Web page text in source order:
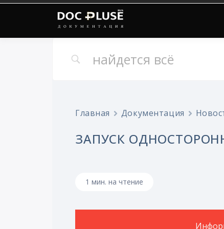
Главная Документация
ЗАПУСК
1 мин. на чтение